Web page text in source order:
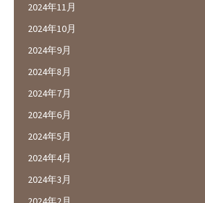
2024年11月
2024年10月
2024年9月
2024年8月
2024年7月
2024年6月
2024年5月
2024年4月
2024年3月